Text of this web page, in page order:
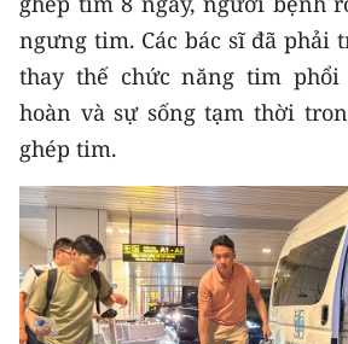
Media Pháp luật
Media Du lịch
Media Thế giới
Media Thể thao
Media Giáo dục
Media Y tế
ngưng tim. Các bác sĩ đã phải
thay thế chức năng tim
hoàn và sự sống tạm thời
ghép tim.